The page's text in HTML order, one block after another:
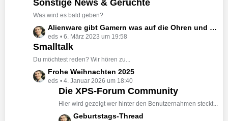
t
ä
g
e
t
z
e
B
t
Sonstige News & Gerüchte
Was wird es bald geben?
L
e
t
z
e
Alienware gibt Gamern was auf die Ohren und an die Hand
eds 6. März 2023 um 19:58
Smalltalk
Du möchtest reden? Wir hören zu...
L
e
Frohe Weihnachten 2025
eds 4. Januar 2026 um 18:40
Die XPS-Forum Community
Hier wird gezeigt wer hinter den Benutzernahmen steckt...
L
Geburtstags-Thread